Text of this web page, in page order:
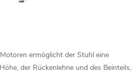
Motoren ermöglicht der Stuhl eine
Höhe, der Rückenlehne und des Beinteils,